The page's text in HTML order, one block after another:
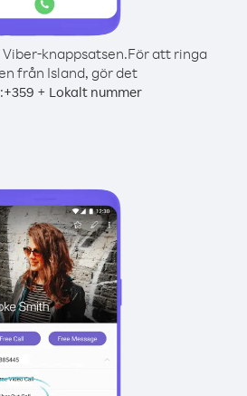
knappsatsen.För att ringa
från Island, gör det
+359 + Lokalt nummer